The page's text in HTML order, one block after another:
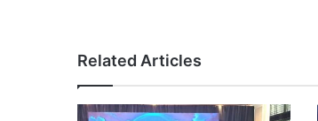
Related Articles